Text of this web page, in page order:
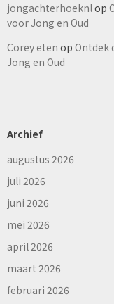
jongachterhoeknlop
voor Jong en Oud
Corey eten op Ontdek
Jong en Oud
Archief
augustus 2026
juli 2026
juni 2026
mei 2026
april 2026
maart 2026
februari 2026